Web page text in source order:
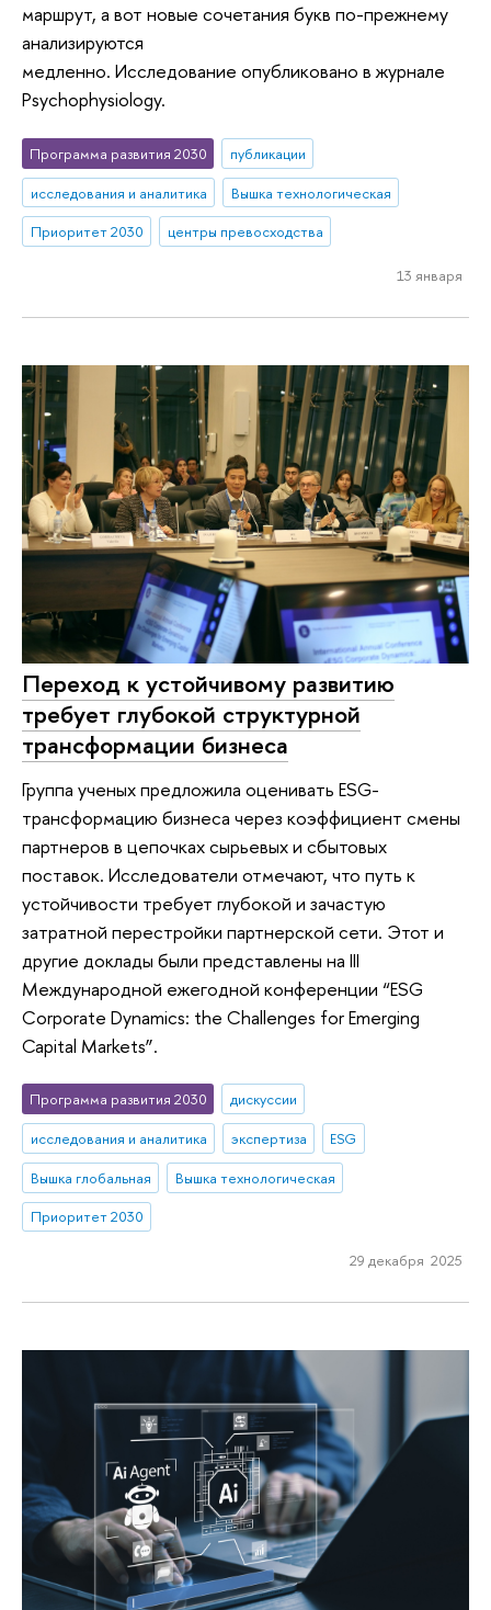
маршрут, а вот новые сочетания букв по-прежнему
анализируются
медленно. Исследование опубликовано в журнале
Psychophysiology.
Программа развития 2030
публикации
исследования и аналитика
Вышка технологическая
Приоритет 2030
центры превосходства
13 января
Переход к устойчивому развитию
требует глубокой структурной
трансформации бизнеса
Группа ученых предложила оценивать ESG-
трансформацию бизнеса через коэффициент смены
партнеров в цепочках сырьевых и сбытовых
поставок. Исследователи отмечают, что путь к
устойчивости требует глубокой и зачастую
затратной перестройки партнерской сети. Этот и
другие доклады были представлены на III
Международной ежегодной конференции “ESG
Corporate Dynamics: the Challenges for Emerging
Capital Markets”.
Программа развития 2030
дискуссии
исследования и аналитика
экспертиза
ESG
Вышка глобальная
Вышка технологическая
Приоритет 2030
29 декабря 2025